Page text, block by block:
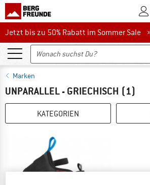
Jetzt bis zu 50% Rabatt im Sommer Sale
Jetzt bis zu 50% Rabatt im Sommer Sale
Marken
UNPARALLEL - GRIECHISCH (1)
KATEGORIEN